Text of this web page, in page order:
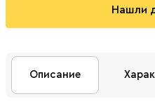
Нашли
Описание